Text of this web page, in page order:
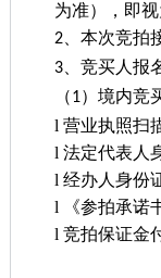
为准），即
2 、本次竞拍
3 、竞买人报
（1）境内竞
l 营业执照扫
l 法定代表人
l 经办人身份
l
《参拍承诺
l 竞拍保证金